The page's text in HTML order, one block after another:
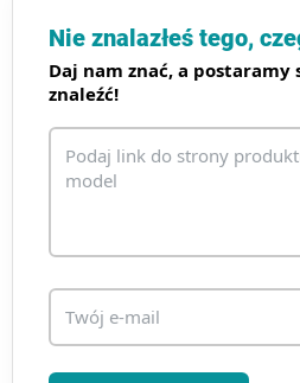
r
o
l
i
Nie znalazłeś tego,
Daj nam znać, a postaramy
znaleźć!